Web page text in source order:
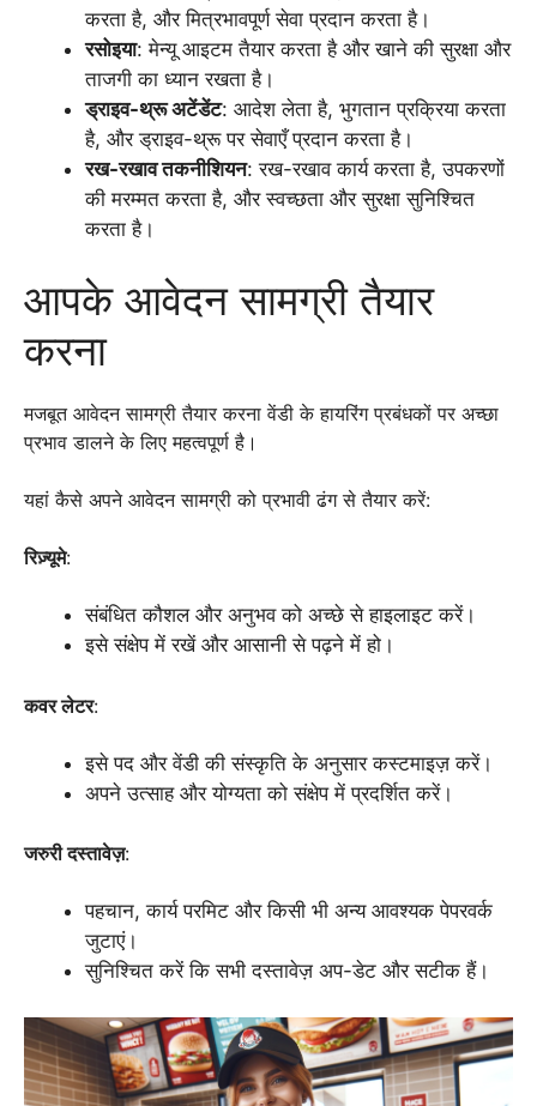
करता है, और मित्रभावपूर्ण सेवा प्रदान करता है।
रसोइया: मेन्यू आइटम तैयार करता है और खाने की सुरक्षा और
ताजगी का ध्यान रखता है।
ड्राइव-थ्रू अटेंडेंट: आदेश लेता है, भुगतान प्रक्रिया करता
है, और ड्राइव-थ्रू पर सेवाएँ प्रदान करता है।
रख-रखाव तकनीशियन: रख-रखाव कार्य करता है, उपकरणों
की मरम्मत करता है, और स्वच्छता और सुरक्षा सुनिश्चित
करता है।
आपके आवेदन सामग्री तैयार
करना
मजबूत आवेदन सामग्री तैयार करना वेंडी के हायरिंग प्रबंधकों पर अच्छा
प्रभाव डालने के लिए महत्वपूर्ण है।
यहां कैसे अपने आवेदन सामग्री को प्रभावी ढंग से तैयार करें:
रिज़्यूमे:
संबंधित कौशल और अनुभव को अच्छे से हाइलाइट करें।
इसे संक्षेप में रखें और आसानी से पढ़ने में हो।
कवर लेटर:
इसे पद और वेंडी की संस्कृति के अनुसार कस्टमाइज़ करें।
अपने उत्साह और योग्यता को संक्षेप में प्रदर्शित करें।
जरुरी दस्तावेज़:
पहचान, कार्य परमिट और किसी भी अन्य आवश्यक पेपरवर्क
जुटाएं।
सुनिश्चित करें कि सभी दस्तावेज़ अप-डेट और सटीक हैं।